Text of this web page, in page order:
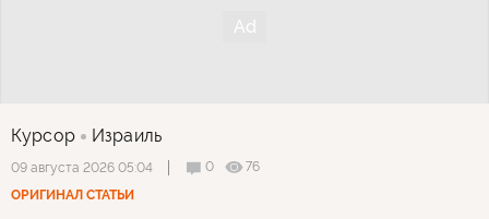
Курсор Израиль
09 августа 2026 05:04 0
76
ОРИГИНАЛ СТАТЬИ